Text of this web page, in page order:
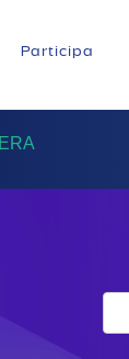
Participa